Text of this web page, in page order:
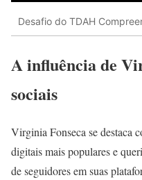
Desafio do TDAH
A influência de
sociais
Virginia Fonseca se destaca
digitais mais populares e
de seguidores em suas